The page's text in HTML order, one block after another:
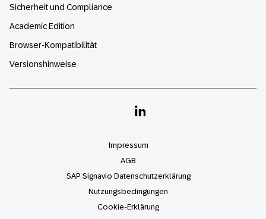
Sicherheit und Compliance
Academic Edition
Browser-Kompatibilität
Versionshinweise
Linkedin
Impressum
AGB
SAP Signavio Datenschutzerklärung
Nutzungsbedingungen
Cookie-Erklärung